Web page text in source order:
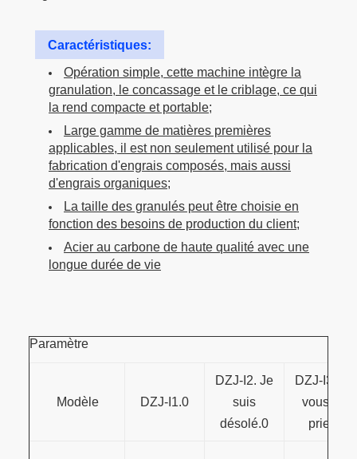
Caractéristiques:
Opération simple, cette machine intègre la
granulation, le concassage et le criblage, ce qui
la rend compacte et portable;
Large gamme de matières premières
applicables, il est non seulement utilisé pour la
fabrication d'engrais composés, mais aussi
d'engrais organiques;
La taille des granulés peut être choisie en
fonction des besoins de production du client;
Acier au carbone de haute qualité avec une
longue durée de vie
Paramètre
Modèle DZJ-I1.0
DZJ-I2. Je
suis
désolé.0
DZJ-I3. Je
vous en
prie.0